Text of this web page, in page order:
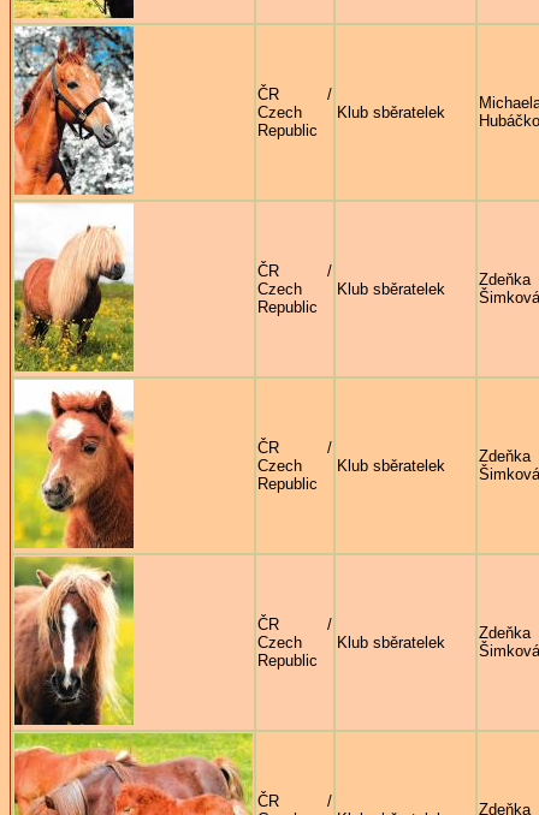
ČR /
Czech
Republic
Klub sběratelek
ČR /
Czech
Republic
Klub sběratelek
Zdeňka
Šimková
ČR /
Czech
Republic
Klub sběratelek
Zdeňka
Šimková
ČR /
Czech
Republic
Klub sběratelek
Zdeňka
Šimková
ČR /
Zdeňka